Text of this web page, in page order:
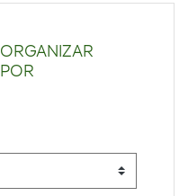
ORGANIZAR
POR